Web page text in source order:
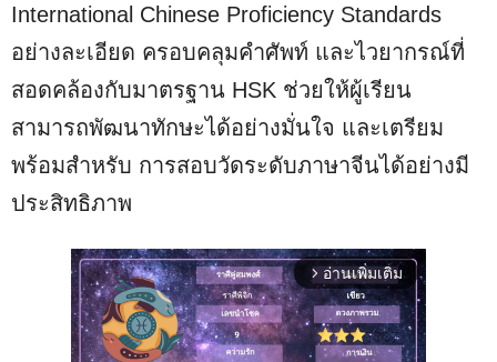
International Chinese Proficiency Standards
อย่างละเอียด ครอบคลุมคำศัพท์ และไวยากรณ์ที่
สอดคล้องกับมาตรฐาน HSK ช่วยให้ผู้เรียน
สามารถพัฒนาทักษะได้อย่างมั่นใจ และเตรียม
พร้อมสำหรับ การสอบวัดระดับภาษาจีนได้อย่างมี
ประสิทธิภาพ
arrow_forward_ios อ่านเพิ่มเติม